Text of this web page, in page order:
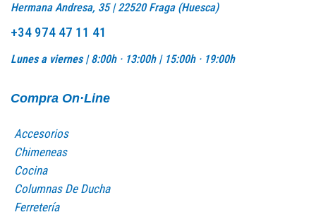
Hermana Andresa, 35 | 22520 Fraga (Huesca)
+34 974 47 11 41
Lunes a viernes |8:00h · 13:00h | 15:00h · 19:00h
Compra On·Line
Accesorios
Chimeneas
Cocina
Columnas De Ducha
Ferretería